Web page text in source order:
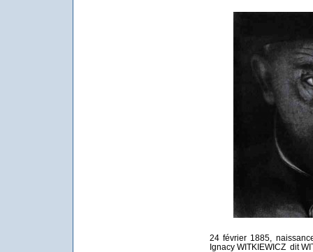
24 février 1885,
Ignacy WITKIEWICZ dit